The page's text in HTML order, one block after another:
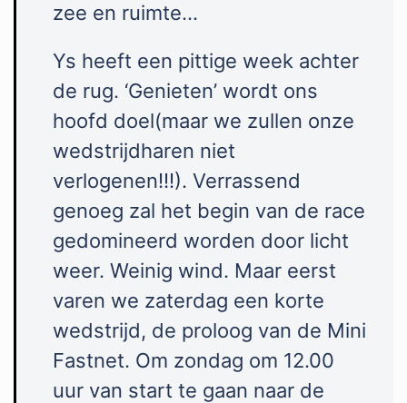
zee en ruimte…
Ys heeft een pittige week achter
de rug. ‘Genieten’ wordt ons
hoofd doel(maar we zullen onze
wedstrijdharen niet
verlogenen!!!). Verrassend
genoeg zal het begin van de race
gedomineerd worden door licht
weer. Weinig wind. Maar eerst
varen we zaterdag een korte
wedstrijd, de proloog van de Mini
Fastnet. Om zondag om 12.00
uur van start te gaan naar de